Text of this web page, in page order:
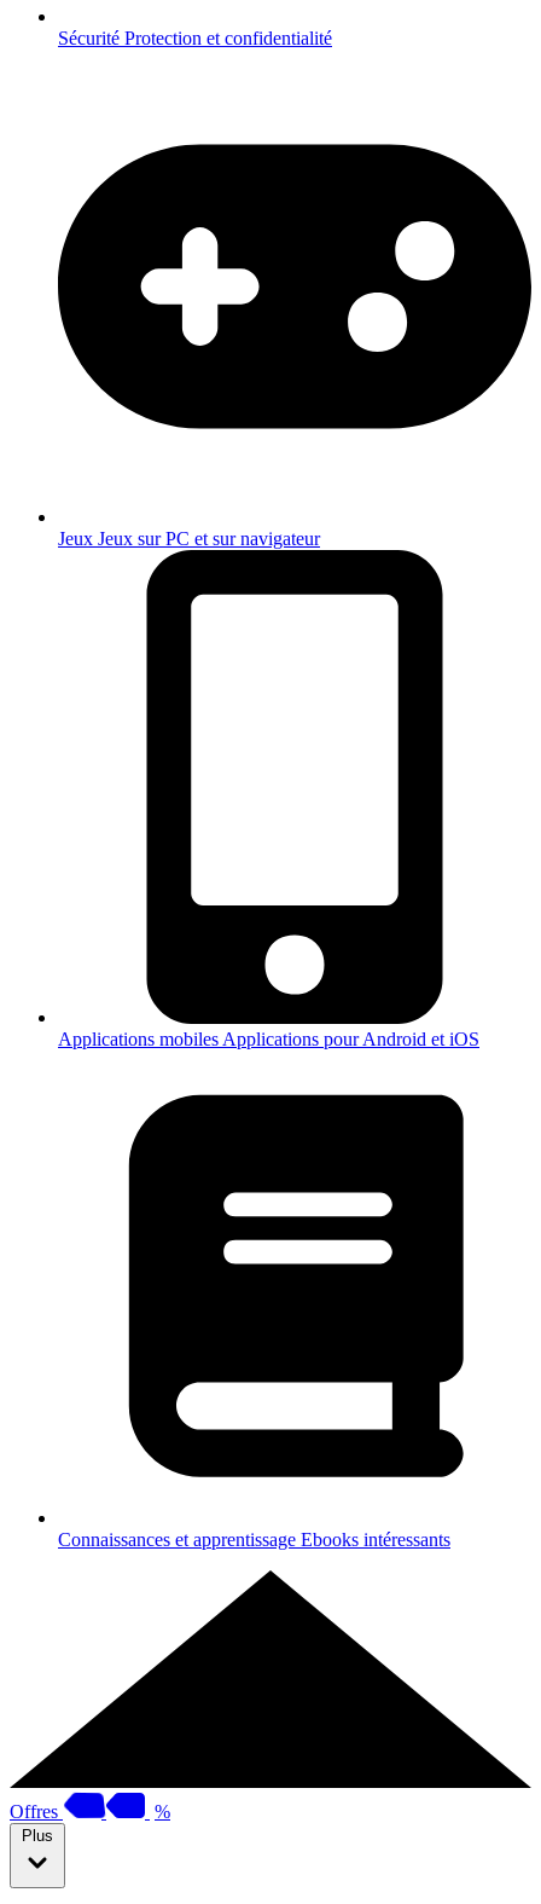
Sécurité Protection et confidentialité
Jeux Jeux sur PC et sur navigateur
Applications mobiles Applications pour Android et iOS
Connaissances et apprentissage Ebooks intéressants
Offres %
Plus